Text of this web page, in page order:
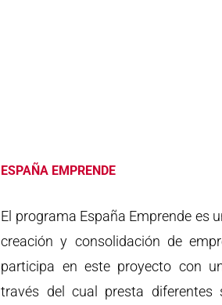
ESPAÑA EMPRENDE
El programa España Emprende es
creación y consolidación de
participa en este proyecto con
través del cual presta diferentes